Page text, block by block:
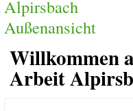
Willkommen
Arbeit